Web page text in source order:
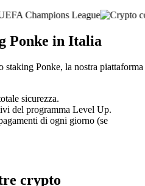
Ponke in Italia
staking Ponke, la nostra piattaforma
sicurezza.
del programma Level Up.
di ogni giorno (se
crypto